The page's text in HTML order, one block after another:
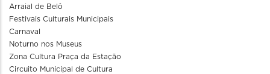
Arraial de Belô
Festivais Culturais Municipais
Carnaval
Noturno nos Museus
Zona Cultura Praça da Estação
Circuito Municipal de Cultura